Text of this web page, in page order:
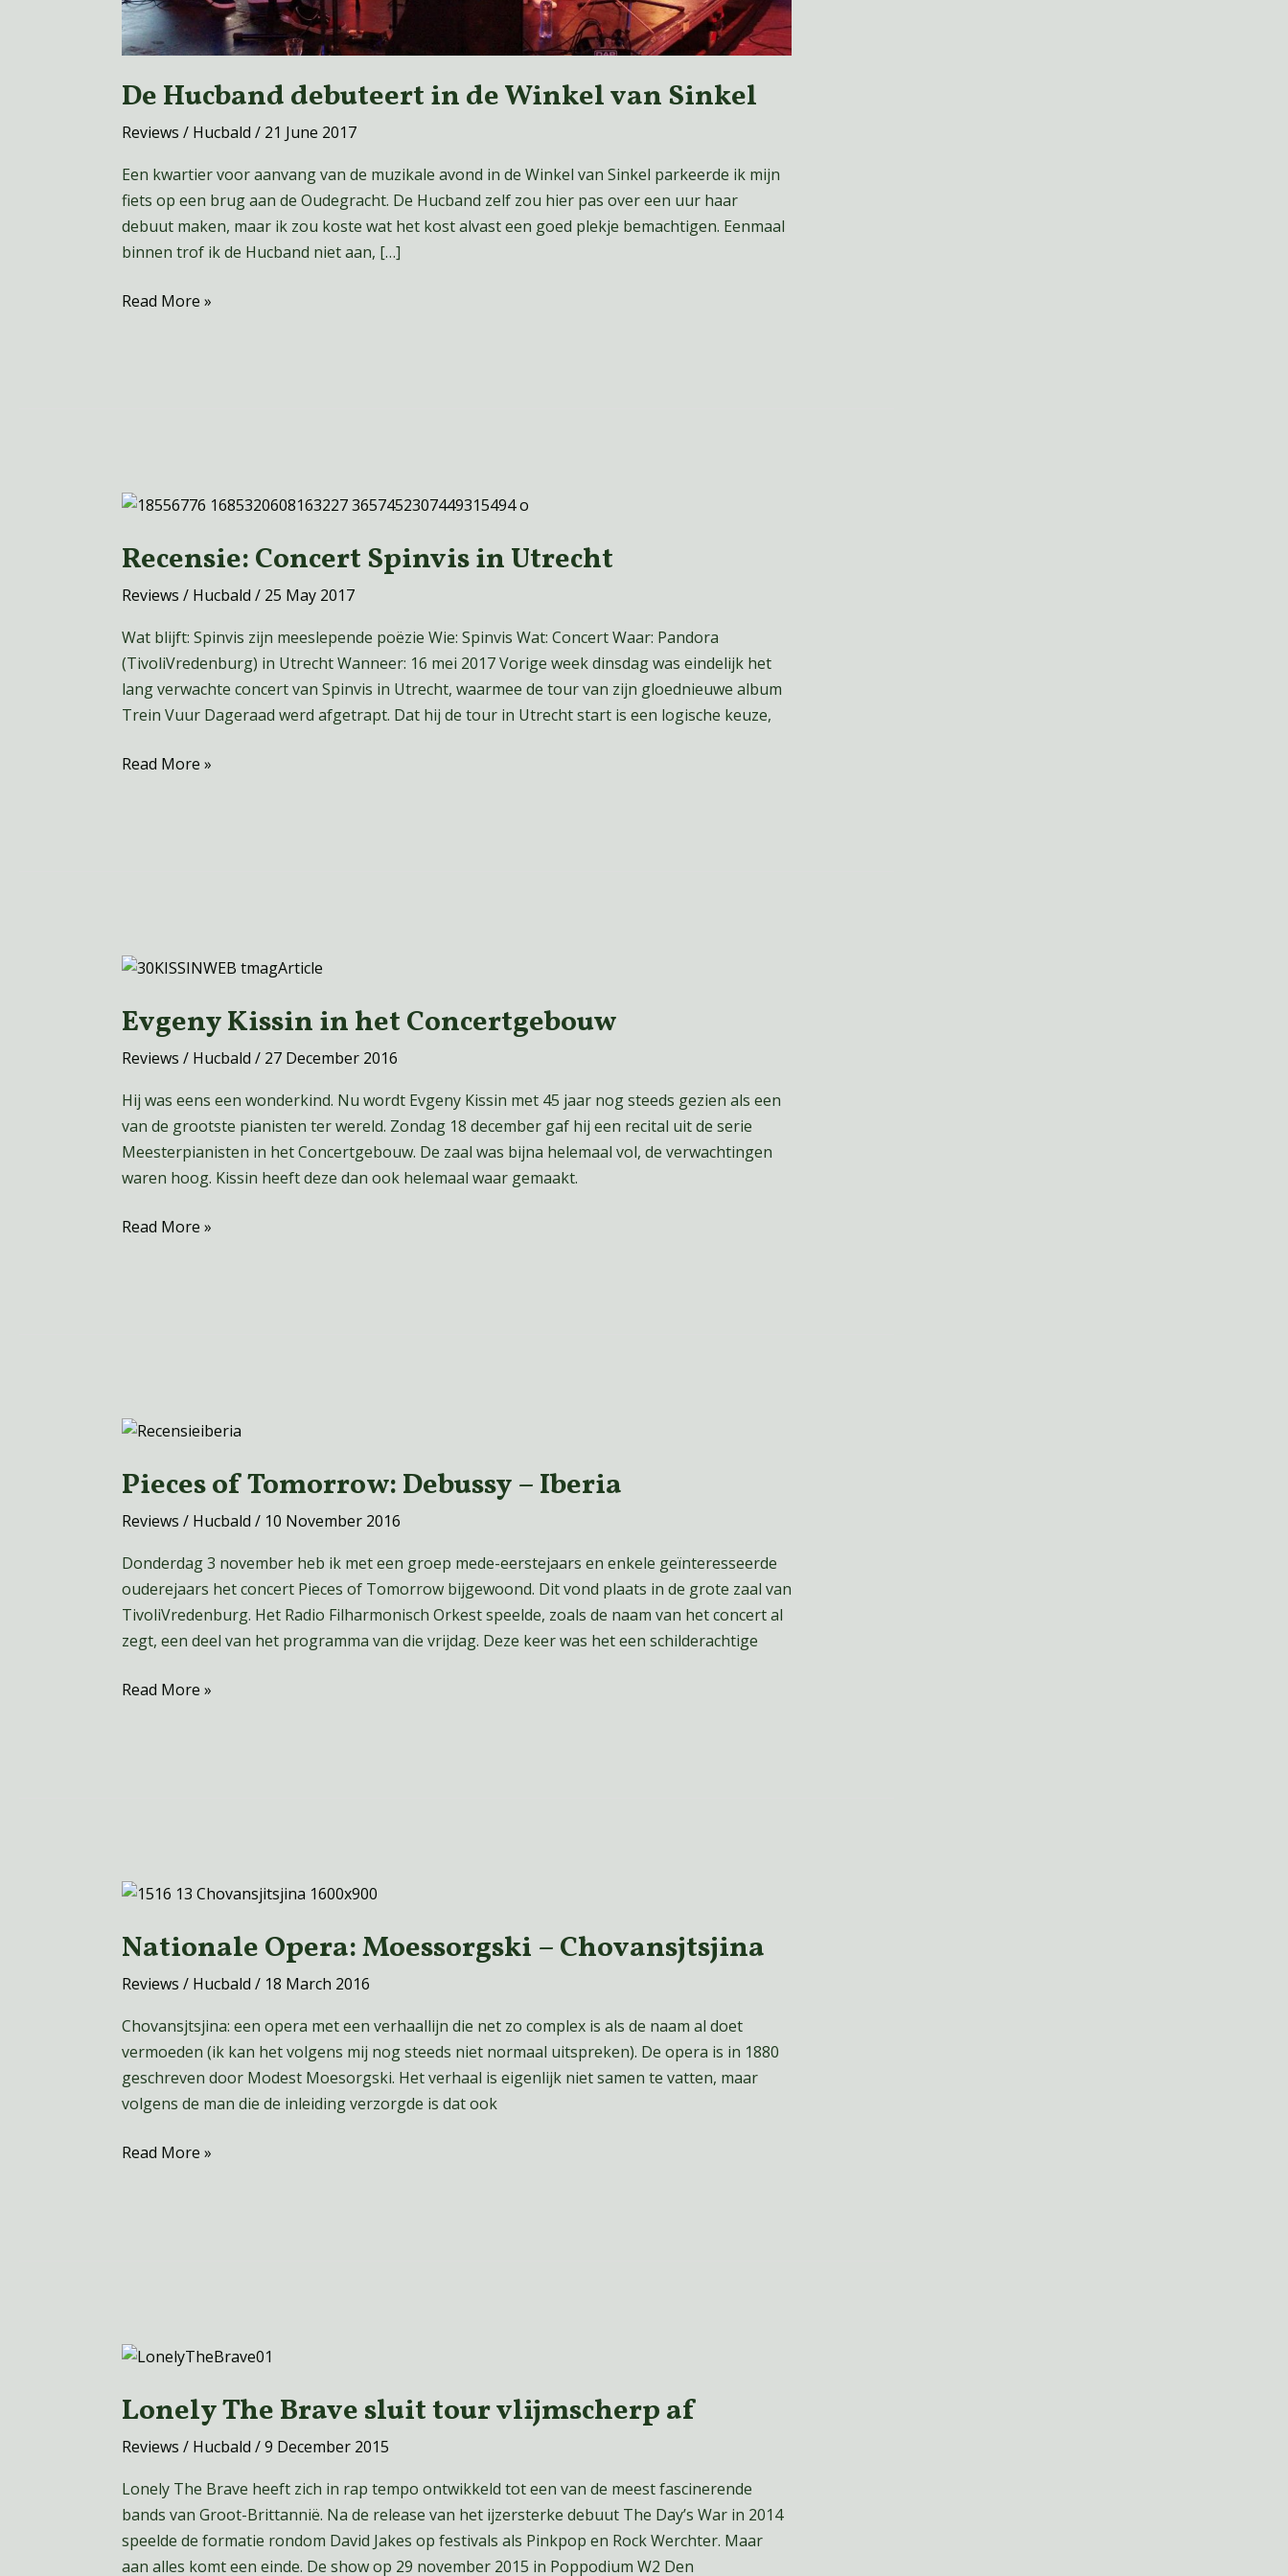
De Hucband debuteert in de Winkel van Sinkel
Reviews / Hucbald / 21 June 2017
Een kwartier voor aanvang van de muzikale avond in de Winkel van Sinkel parkeerde ik mijn
fiets op een brug aan de Oudegracht. De Hucband zelf zou hier pas over een uur haar
debuut maken, maar ik zou koste wat het kost alvast een goed plekje bemachtigen. Eenmaal
binnen trof ik de Hucband niet aan, […]
Read More »
Recensie: Concert Spinvis in Utrecht
Reviews / Hucbald / 25 May 2017
Wat blijft: Spinvis zijn meeslepende poëzie Wie: Spinvis Wat: Concert Waar: Pandora
(TivoliVredenburg) in Utrecht Wanneer: 16 mei 2017 Vorige week dinsdag was eindelijk het
lang verwachte concert van Spinvis in Utrecht, waarmee de tour van zijn gloednieuwe album
Trein Vuur Dageraad werd afgetrapt. Dat hij de tour in Utrecht start is een logische keuze,
Recensie:
Spinvis
Utrecht
Read More »
Evgeny Kissin in het Concertgebouw
Reviews / Hucbald / 27 December 2016
Hij was eens een wonderkind. Nu wordt Evgeny Kissin met 45 jaar nog steeds gezien als een
van de grootste pianisten ter wereld. Zondag 18 december gaf hij een recital uit de serie
Meesterpianisten in het Concertgebouw. De zaal was bijna helemaal vol, de verwachtingen
waren hoog. Kissin heeft deze dan ook helemaal waar gemaakt.
Evgeny
in
Concertgebouw
Read More »
Pieces of Tomorrow: Debussy – Iberia
Reviews / Hucbald / 10 November 2016
Donderdag 3 november heb ik met een groep mede-eerstejaars en enkele geïnteresseerde
ouderejaars het concert Pieces of Tomorrow bijgewoond. Dit vond plaats in de grote zaal van
TivoliVredenburg. Het Radio Filharmonisch Orkest speelde, zoals de naam van het concert al
zegt, een deel van het programma van die vrijdag. Deze keer was het een schilderachtige
Pieces
Tomorrow:
–
Iberia
Read More »
Nationale Opera: Moessorgski – Chovansjtsjina
Reviews / Hucbald / 18 March 2016
Chovansjtsjina: een opera met een verhaallijn die net zo complex is als de naam al doet
vermoeden (ik kan het volgens mij nog steeds niet normaal uitspreken). De opera is in 1880
geschreven door Modest Moesorgski. Het verhaal is eigenlijk niet samen te vatten, maar
volgens de man die de inleiding verzorgde is dat ook
Nationale
Moessorgski
Chovansjtsjina
Read More »
Lonely The Brave sluit tour vlijmscherp af
Reviews / Hucbald /9 December 2015
Lonely The Brave heeft zich in rap tempo ontwikkeld tot een van de meest fascinerende
bands van Groot-Brittannië. Na de release van het ijzersterke debuut The Day’s War in 2014
speelde de formatie rondom David Jakes op festivals als Pinkpop en Rock Werchter. Maar
aan alles komt een einde. De show op 29 november 2015 in Poppodium W2 Den
Lonely
Brave
tour
vlijmscherp
af